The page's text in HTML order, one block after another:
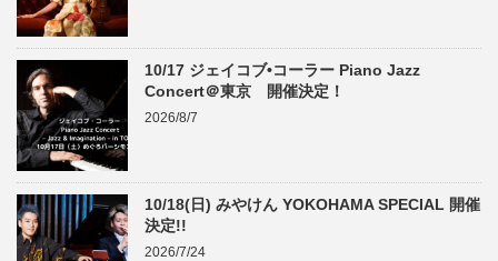
10/17 ジェイコブ•コーラー Piano Jazz
Concert＠東京 開催決定！
2026/8/7
10/18(日) みやけん YOKOHAMA SPECIAL 開催
決定!!
2026/7/24